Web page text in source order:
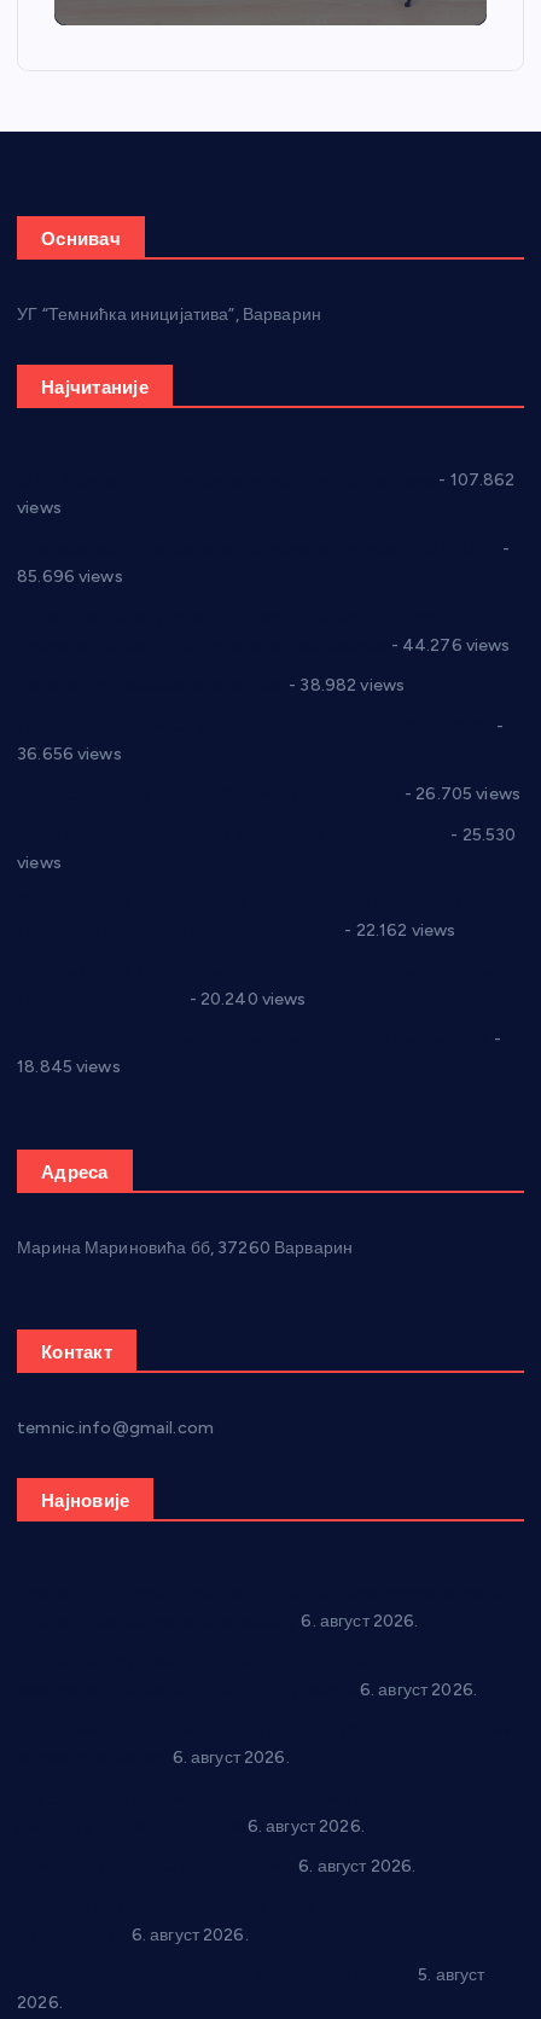
Оснивач
УГ “Темнићка иницијатива”, Варварин
Најчитаније
- 107.862
views
-
85.696 views
- 44.276 views
- 38.982 views
-
36.656 views
- 26.705 views
- 25.530
views
- 22.162 views
- 20.240 views
-
18.845 views
Адреса
Марина Мариновића бб, 37260 Варварин
Контакт
temnic.info@gmail.com
Најновије
6. август 2026.
6. август 2026.
6. август 2026.
6. август 2026.
6. август 2026.
6. август 2026.
5. август
2026.